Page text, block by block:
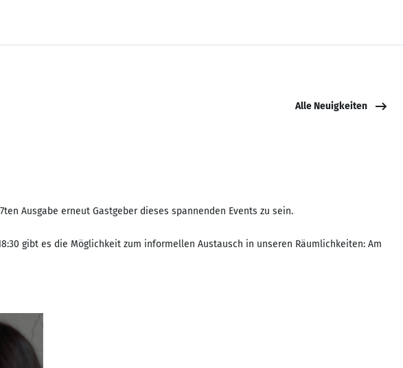
Alle Neuigkeiten
Ausgabe erneut Gastgeber dieses spannenden Events zu sein.
gibt es die Möglichkeit zum informellen Austausch in unseren Räumlichkeiten: Am